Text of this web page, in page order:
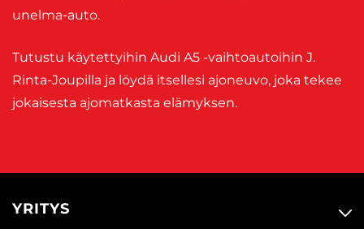
unelma-auto.
Tutustu käytettyihin Audi A5 -vaihtoautoihin J.
Rinta-Joupilla ja löydä itsellesi ajoneuvo, joka tekee
jokaisesta ajomatkasta elämyksen.
YRITYS